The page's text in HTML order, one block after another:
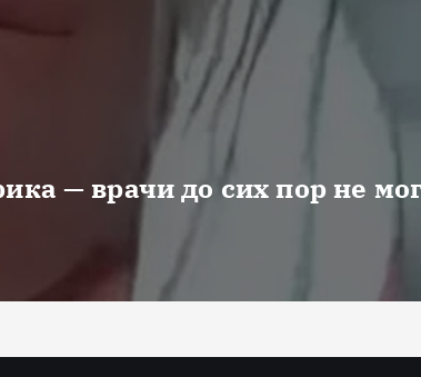
— врачи до сих пор не